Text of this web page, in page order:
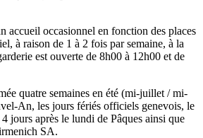
accueil occasionnel en fonction des places
à raison de 1 à 2 fois par semaine, à la
est ouverte de 8h00 à 12h00 et de
quatre semaines en été (mi-juillet / mi-
An, les jours fériés officiels genevois, le
jours après le lundi de Pâques ainsi que
SA.